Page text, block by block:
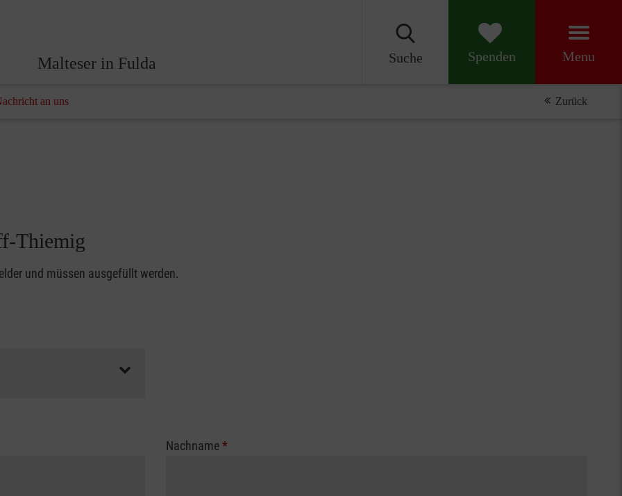
Malteser in Fulda Suche Spenden Menu
an uns Zurück
Thiemig
und müssen ausgefüllt werden.
Nachname*